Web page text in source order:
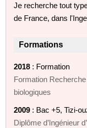
Je recherche tout
de France, dans
Formations
2018 : Formation
Formation
biologiques
2009 : Bac +5, Tizi-
Diplôme d’Ingénieur